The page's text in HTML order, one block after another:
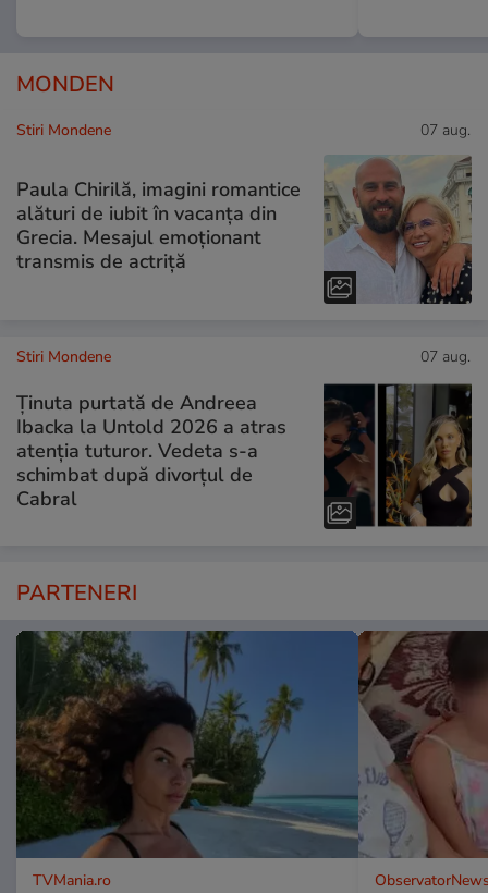
MONDEN
Stiri Mondene 07 aug.
Paula Chirilă, imagini romantice
alături de iubit în vacanța din
Grecia. Mesajul emoționant
transmis de actriță
Stiri Mondene 07 aug.
Ținuta purtată de Andreea
Ibacka la Untold 2026 a atras
atenția tuturor. Vedeta s-a
schimbat după divorțul de
Cabral
PARTENERI
TVMania.ro